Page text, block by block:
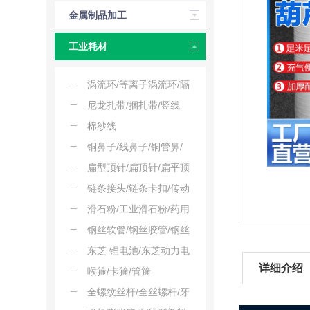
金属制品加工
工业耗材
涡流环/等离子涡流环/隔
离环/导流环/气体导流环
尼龙扎带/捆扎带/竖线
带/扎线带/绑扎带
棉纱线
铜鼻子/线鼻子/铜管鼻/
电缆鼻
扁型顶针/扁顶针/扁平顶
针
链条接头/链条卡扣/传动
链条接头
滑石粉/工业滑石粉/药用
滑石粉/食品级滑石粉/婴
儿爽身粉原料
钢丝软管/钢丝胶管/钢丝
波纹管/钢丝伸缩管
东芝 锂电池/东芝动力电
池/东芝可充电锂电
喉箍/卡箍/管箍
全螺纹丝杆/全丝螺杆/牙
详细介绍